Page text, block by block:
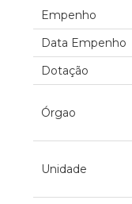
Empenho
Data Empenho
Dotação
Órgao
Unidade